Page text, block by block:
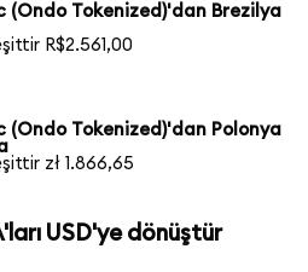
(Ondo Tokenized)'dan Brezilya
R$2.561,00
(Ondo Tokenized)'dan Polonya
zł 1.866,65
USD'ye dönüştür